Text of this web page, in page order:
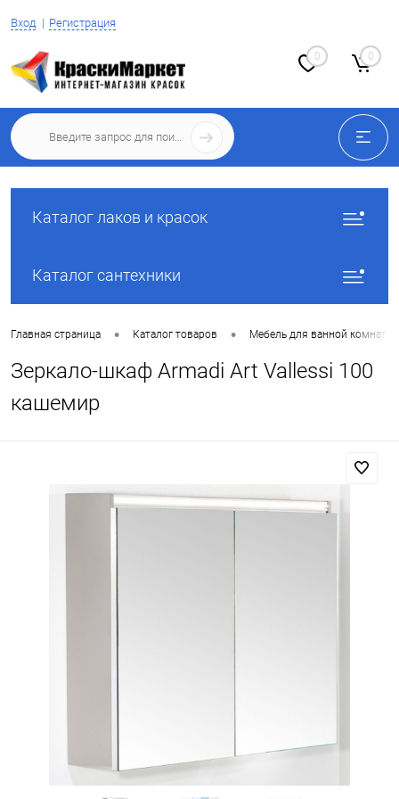
Вход Регистрация
0 0
Каталог лаков и красок
Каталог сантехники
Главная страница • Каталог товаров • Мебель для ванной комнаты
Зеркало-шкаф Armadi Art Vallessi 100
кашемир